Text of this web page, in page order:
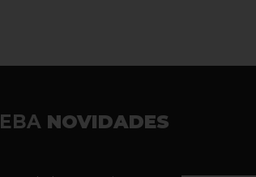
NOVIDADES